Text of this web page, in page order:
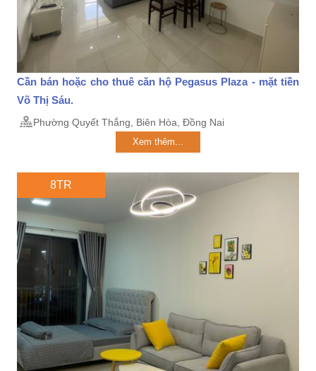
Cần bán hoặc cho thuê căn hộ Pegasus Plaza - mặt tiền
Võ Thị Sáu.
Phường Quyết Thắng, Biên Hòa, Đồng Nai
Xem thêm...
8TR